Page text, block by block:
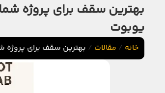
بهترین سقف برای پروژه
یوبوت
خانه / مقالات / بهترین سقف برای پروژه